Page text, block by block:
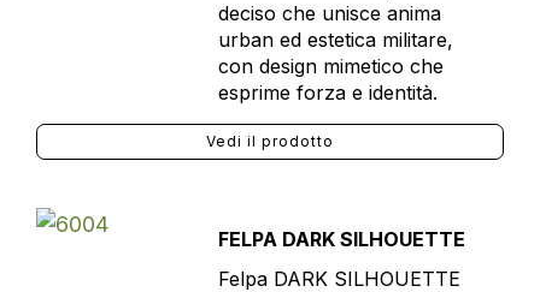
deciso che unisce anima
urban ed estetica militare,
con design mimetico che
esprime forza e identità.
Vedi il prodotto
FELPA DARK SILHOUETTE
Felpa DARK SILHOUETTE